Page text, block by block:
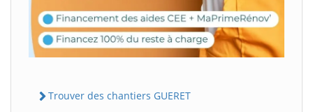
Trouver des chantiers GUERET